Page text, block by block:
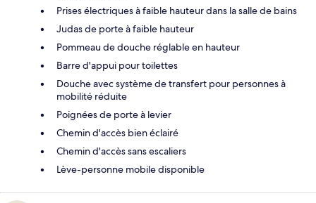
Prises électriques à faible hauteur dans la salle de bains
Judas de porte à faible hauteur
Pommeau de douche réglable en hauteur
Barre d'appui pour toilettes
Douche avec système de transfert pour personnes à
mobilité réduite
Poignées de porte à levier
Chemin d'accès bien éclairé
Chemin d'accès sans escaliers
Lève-personne mobile disponible